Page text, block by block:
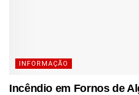
INFORMAÇÃO
Incêndio em Fornos de